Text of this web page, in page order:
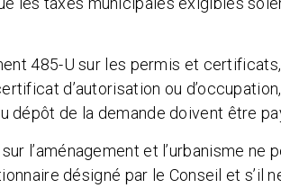
485-U sur les permis et certificats,
d’autorisation ou
dépôt de la demande doivent être
l’aménagement et l’urbanisme ne
désigné par le Conseil et s’il